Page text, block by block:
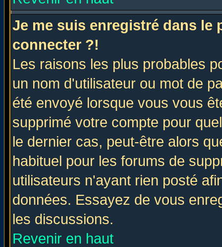
Je me suis enregistré dans le
connecter ?!
Les raisons les plus probables
un nom d'utilisateur ou mot de
été envoyé lorsque vous vous
supprimé votre compte pour
le dernier cas, peut-être alors
habituel pour les forums de
utilisateurs n'ayant rien posté
données. Essayez de vous
les discussions.
Revenir en haut